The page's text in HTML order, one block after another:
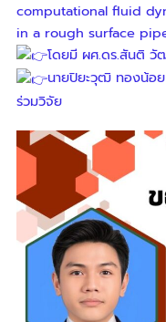
computational fluid
in a rough surface
โดยมี ผศ.ดร.สันติ วั
นายปิยะวุฒิ ทองน้อย
ร่วมวิจัย